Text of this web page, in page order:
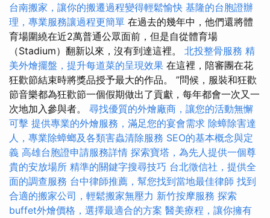
台南搬家，讓你的搬遷過程變得輕鬆愉快 基隆的台胞證辦
理，專業服務讓過程更簡單 在過去的幾年中，他們還將體
育場圍繞在近2萬普通公眾面前，但是自從體育場
（Stadium）翻新以來，沒有到達這裡。 北投整骨服務 精
美外燴擺盤，提升每道菜的呈現效果 在這裡，陪審團在花
狂歡節結束時將獎品授予最大的作品。 ”問候，服裝和狂歡
節音樂都為狂歡節一個假期做出了貢獻，每年都會一次又一
次地加入參與者。 尋找優質的外燴廠商，讓您的活動無懈
可擊 提供專業的外燴服務，滿足您的宴會需求 除蟑除害達
人，專業除蟑螂及各類害蟲清除服務 SEO的基本概念與定
義 高雄台胞證申請服務詳情 探索寶塔，為先人提供一個尊
貴的安放場所 精準的關鍵字搜尋技巧 台北徵信社，提供全
面的調查服務 台中律師推薦，幫您找到當地最佳律師 找到
合適的搬家公司，輕鬆搬家無壓力 新竹按摩服務 探索
buffet外燴價格，選擇最適合的方案 醫美療程，讓你擁有